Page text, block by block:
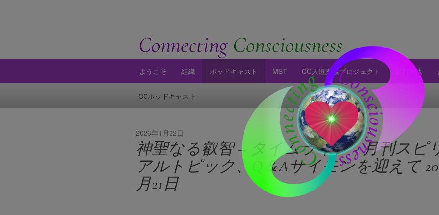
Connecting Consciousness
ようこそ 組織 ポッドキャスト MST CC人道支援プロジェクト 参加方法
CCポッドキャスト
2026年1月22日
神聖なる叡智 – タイムライン - 月刊スピ
アルトピック、Q＆Aサイモンを迎えて
月21日